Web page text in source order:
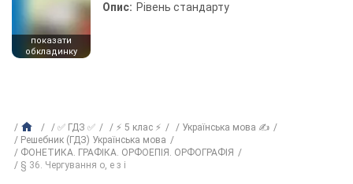
показати
обкладинку
Опис: Рівень стандарту
✅ ГДЗ ✅ ⚡ 5 клас ⚡
Українська мова ✍
Решебник (ГДЗ) Українська мова
ФОНЕТИКА. ГРАФІКА. ОРФОЕПІЯ. ОРФОГРАФІЯ
§ 36. Чергування о, е з і